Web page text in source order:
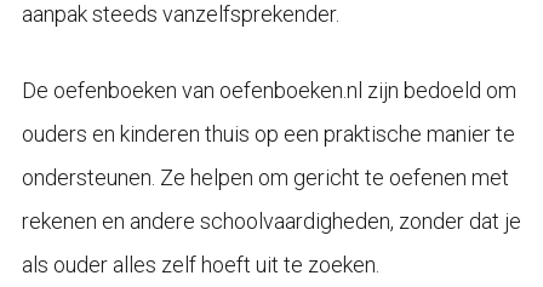
aanpak steeds vanzelfsprekender.
De oefenboeken van oefenboeken.nl zijn bedoeld om
ouders en kinderen thuis op een praktische manier te
ondersteunen. Ze helpen om gericht te oefenen met
rekenen en andere schoolvaardigheden, zonder dat je
als ouder alles zelf hoeft uit te zoeken.